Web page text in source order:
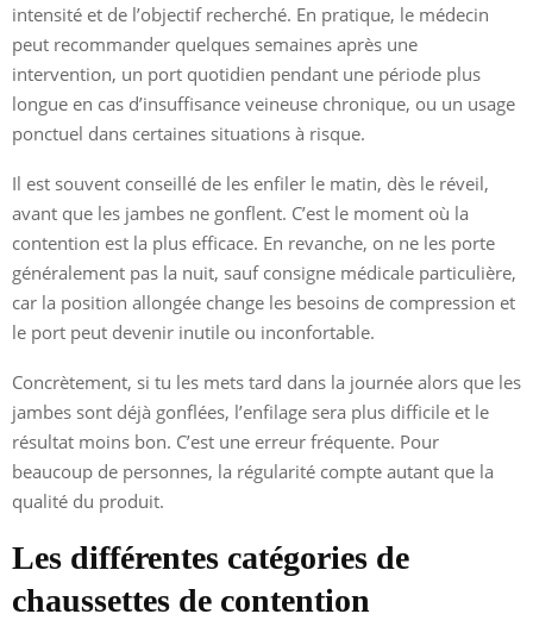
intensité et de l’objectif recherché. En pratique, le médecin
peut recommander quelques semaines après une
intervention, un port quotidien pendant une période plus
longue en cas d’insuffisance veineuse chronique, ou un usage
ponctuel dans certaines situations à risque.
Il est souvent conseillé de les enfiler le matin, dès le réveil,
avant que les jambes ne gonflent. C’est le moment où la
contention est la plus efficace. En revanche, on ne les porte
généralement pas la nuit, sauf consigne médicale particulière,
car la position allongée change les besoins de compression et
le port peut devenir inutile ou inconfortable.
Concrètement, si tu les mets tard dans la journée alors que les
jambes sont déjà gonflées, l’enfilage sera plus difficile et le
résultat moins bon. C’est une erreur fréquente. Pour
beaucoup de personnes, la régularité compte autant que la
qualité du produit.
Les différentes catégories de
chaussettes de contention